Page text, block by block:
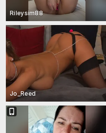
Rileysim88
Jo_Reed